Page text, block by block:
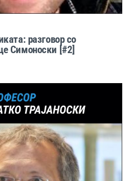
разговор со
Симоноски [#2]